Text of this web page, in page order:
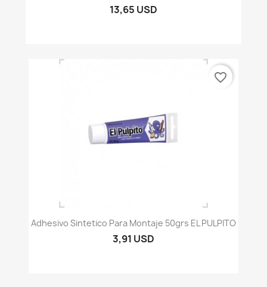
13,65 USD
Adhesivo Sintetico Para Montaje 50grs EL PULPITO
3,91 USD
favorite_border